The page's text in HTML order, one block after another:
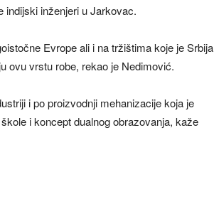
indijski inženjeri u Jarkovac.
Evrope ali i na tržištima koje je Srbija
ovu vrstu robe, rekao je Nedimović.
i po proizvodnji mehanizacije koja je
i koncept dualnog obrazovanja, kaže